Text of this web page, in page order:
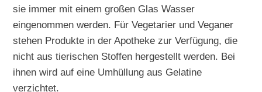
sie immer mit einem großen Glas Wasser
eingenommen werden. Für Vegetarier und Veganer
stehen Produkte in der Apotheke zur Verfügung, die
nicht aus tierischen Stoffen hergestellt werden. Bei
ihnen wird auf eine Umhüllung aus Gelatine
verzichtet.